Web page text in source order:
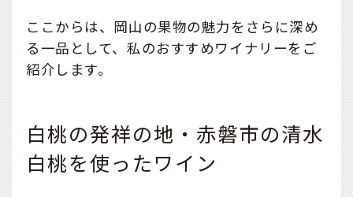
ここからは、岡山の果物の魅力をさらに深め
る一品として、私のおすすめワイナリーをご
紹介します。
白桃の発祥の地・赤磐市の清水
白桃を使ったワイン